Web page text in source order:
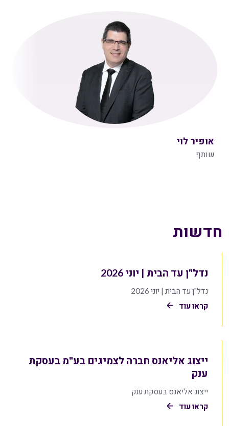
אופיר לוי
שותף
חדשות
נדל"ן עד הבית | יוני 2026
נדל"ן עד הבית | יוני 2026
קראו עוד
ייצוג אליאנס חברה לצמיגים בע"מ בעסקת
ענק
ייצוג אליאנס בעסקת ענק
קראו עוד